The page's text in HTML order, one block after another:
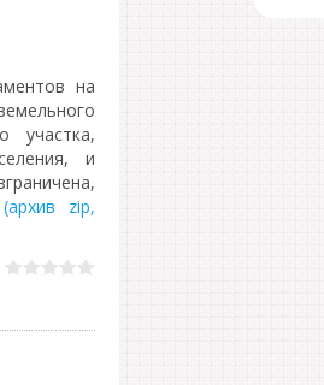
на
участка,
и
zip,